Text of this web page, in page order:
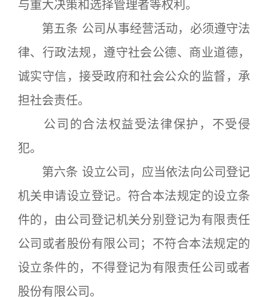
与重大决策和选择管理者等权利。
第五条 公司从事经营活动，必须遵守法
律、行政法规，遵守社会公德、商业道德，
诚实守信，接受政府和社会公众的监督，承
担社会责任。
公司的合法权益受法律保护，不受侵
犯。
第六条 设立公司，应当依法向公司登记
机关申请设立登记。符合本法规定的设立条
件的，由公司登记机关分别登记为有限责任
公司或者股份有限公司；不符合本法规定的
设立条件的，不得登记为有限责任公司或者
股份有限公司。